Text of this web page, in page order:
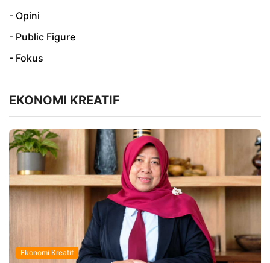
- Opini
- Public Figure
- Fokus
EKONOMI KREATIF
Ekonomi Kreatif